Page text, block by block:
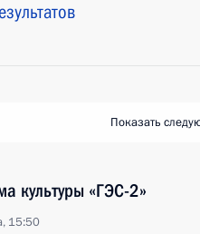
Показать
культуры «ГЭС-2»
15:50